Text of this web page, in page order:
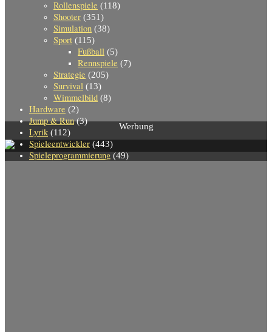
Rollenspiele (118)
Shooter (351)
Simulation (38)
Sport (115)
Fußball (5)
Rennspiele (7)
Strategie (205)
Survival (13)
Wimmelbild (8)
Hardware (2)
Jump & Run(3)
Lyrik (112)
Spieleentwickler (443)
Spieleprogrammierung (49)
Werbung